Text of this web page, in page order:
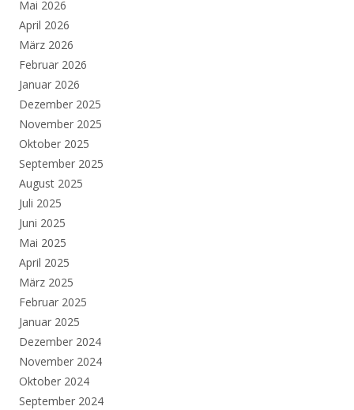
Mai 2026
April 2026
März 2026
Februar 2026
Januar 2026
Dezember 2025
November 2025
Oktober 2025
September 2025
August 2025
Juli 2025
Juni 2025
Mai 2025
April 2025
März 2025
Februar 2025
Januar 2025
Dezember 2024
November 2024
Oktober 2024
September 2024